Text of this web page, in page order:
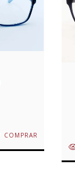
COMPRAR